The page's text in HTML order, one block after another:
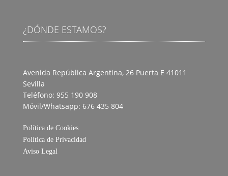
¿DÓNDE ESTAMOS?
Avenida República Argentina, 26 Puerta E 41011
Sevilla
Teléfono: 955 190 908
Móvil/Whatsapp: 676 435 804
Política de Cookies
Política de Privacidad
Aviso Legal